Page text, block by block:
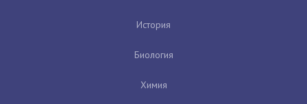
История
Биология
Химия